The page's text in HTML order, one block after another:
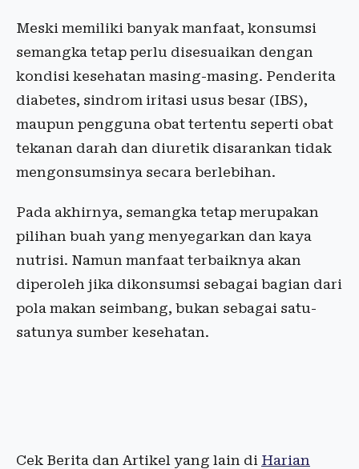
Meski memiliki banyak manfaat, konsumsi
semangka tetap perlu disesuaikan dengan
kondisi kesehatan masing-masing. Penderita
diabetes, sindrom iritasi usus besar (IBS),
maupun pengguna obat tertentu seperti obat
tekanan darah dan diuretik disarankan tidak
mengonsumsinya secara berlebihan.
Pada akhirnya, semangka tetap merupakan
pilihan buah yang menyegarkan dan kaya
nutrisi. Namun manfaat terbaiknya akan
diperoleh jika dikonsumsi sebagai bagian dari
pola makan seimbang, bukan sebagai satu-
satunya sumber kesehatan.
Cek Berita dan Artikel yang lain di Harian